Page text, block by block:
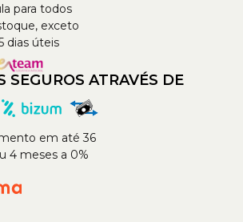
para todos
exceto
dias úteis
SEGUROS ATRAVÉS DE
em até 36
4 meses a 0%